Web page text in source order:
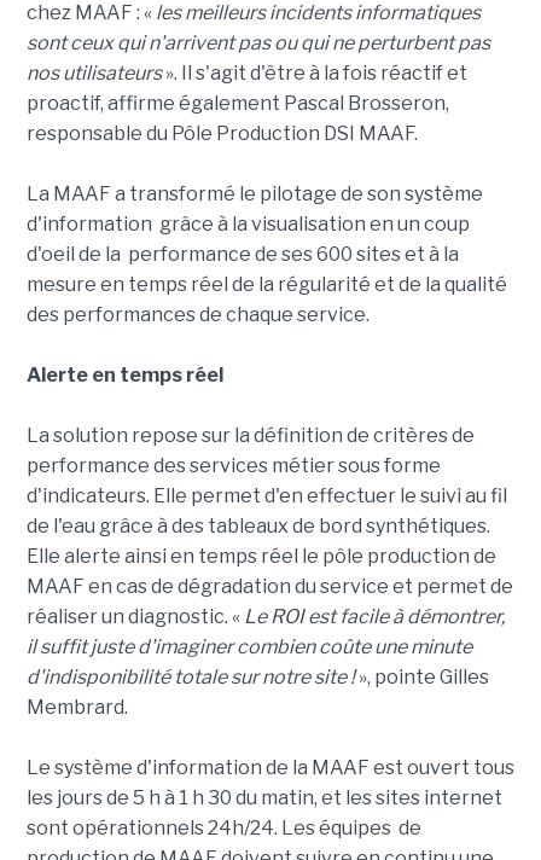
chez MAAF : « les meilleurs incidents informatiques
sont ceux qui n'arrivent pas ou qui ne perturbent pas
nos utilisateurs». Il s'agit d'être à la fois réactif et
proactif, affirme également Pascal Brosseron,
responsable du Pôle Production DSI MAAF.
La MAAF a transformé le pilotage de son système
d'information grâce à la visualisation en un coup
d'oeil de la performance de ses 600 sites et à la
mesure en temps réel de la régularité et de la qualité
des performances de chaque service.
Alerte en temps réel
La solution repose sur la définition de critères de
performance des services métier sous forme
d'indicateurs. Elle permet d'en effectuer le suivi au fil
de l'eau grâce à des tableaux de bord synthétiques.
Elle alerte ainsi en temps réel le pôle production de
MAAF en cas de dégradation du service et permet de
réaliser un diagnostic. « Le ROI est facile à démontrer,
il suffit juste d'imaginer combien coûte une minute
d'indisponibilité totale sur notre site !», pointe Gilles
Membrard.
Le système d'information de la MAAF est ouvert tous
les jours de 5 h à 1 h 30 du matin, et les sites internet
sont opérationnels 24h/24. Les équipes de